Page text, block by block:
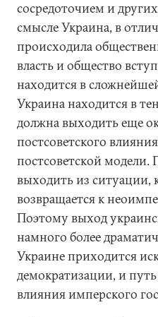
сосредоточием и
смысле Украина, в
происходила
власть и общество
находится в
Украина находится в
должна выходить еще
постсоветского
постсоветской
выходить из ситуации,
возвращается к
Поэтому выход
намного более
Украине приходится
демократизации, и
влияния имперского